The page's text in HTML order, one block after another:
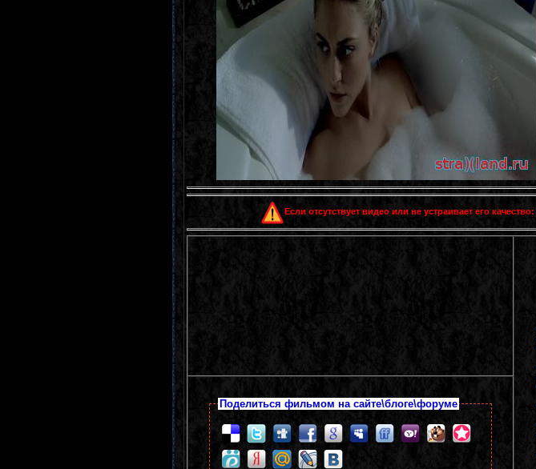
Если отсутствует видео или не устраивает его качество:
Поделиться фильмом на сайте\блоге\форуме